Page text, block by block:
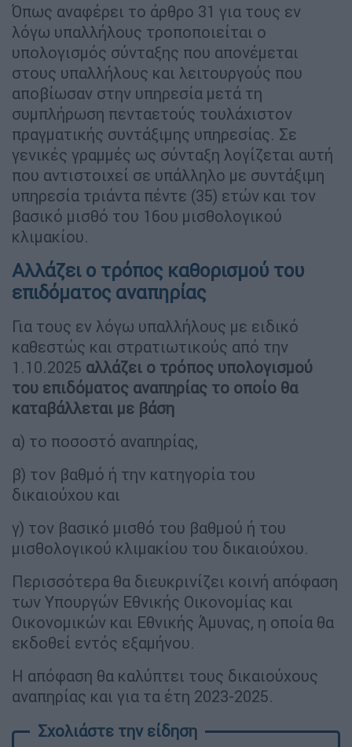
Όπως αναφέρει το άρθρο 31 για τους εν
λόγω υπαλλήλους τροποποιείται ο
υπολογισμός σύνταξης που απονέμεται
στους υπαλλήλους και λειτουργούς που
αποβίωσαν στην υπηρεσία μετά τη
συμπλήρωση πενταετούς τουλάχιστον
πραγματικής συντάξιμης υπηρεσίας. Σε
γενικές γραμμές ως σύνταξη λογίζεται αυτή
που αντιστοιχεί σε υπάλληλο με συντάξιμη
υπηρεσία τριάντα πέντε (35) ετών και τον
βασικό μισθό του 16ου μισθολογικού
κλιμακίου.
Αλλάζει ο τρόπος καθορισμού του
επιδόματος αναπηρίας
Για τους εν λόγω υπαλλήλους με ειδικό
καθεστώς και στρατιωτικούς από την
1.10.2025 αλλάζει ο τρόπος υπολογισμού
του επιδόματος αναπηρίας το οποίο θα
καταβάλλεται με βάση
α) το ποσοστό αναπηρίας,
β) τον βαθμό ή την κατηγορία του
δικαιούχου και
γ) τον βασικό μισθό του βαθμού ή του
μισθολογικού κλιμακίου του δικαιούχου.
Περισσότερα θα διευκρινίζει κοινή απόφαση
των Υπουργών Εθνικής Οικονομίας και
Οικονομικών και Εθνικής Άμυνας, η οποία θα
εκδοθεί εντός εξαμήνου.
Η απόφαση θα καλύπτει τους δικαιούχους
αναπηρίας και για τα έτη 2023-2025.